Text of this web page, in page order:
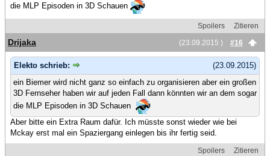
die MLP Episoden in 3D Schauen
Spoilers
Zitieren
(23.09.2015 )
#16
Drijaka
(23.09.2015)
Elekto schrieb:
ein Biemer wird nicht ganz so einfach zu organisieren aber ein großen
3D Fernseher haben wir auf jeden Fall dann könnten wir an dem sogar
die MLP Episoden in 3D Schauen
Aber bitte ein Extra Raum dafür. Ich müsste sonst wieder wie bei
Mckay erst mal ein Spaziergang einlegen bis ihr fertig seid.
Spoilers
Zitieren